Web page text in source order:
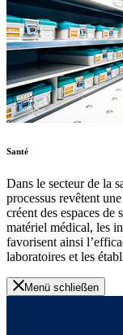
Santé
Dans le secteur de la
processus revêtent
créent des espaces de
matériel médical, les
favorisent ainsi
laboratoires et les
Menü schließen